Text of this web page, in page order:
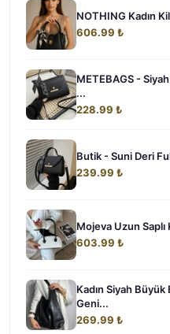
NOTHING Kadın
606.99 ₺
METEBAGS -
...
228.99 ₺
Butik - Suni Deri
239.99 ₺
Mojeva Uzun Saplı
603.99 ₺
Kadın Siyah
Geni...
269.99 ₺